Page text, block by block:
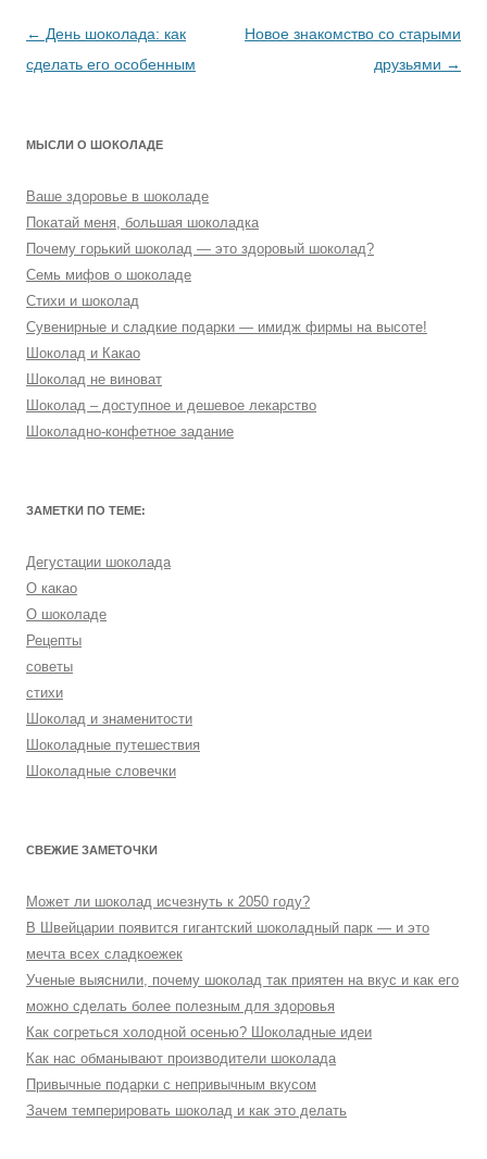
Навигация
по
← День шоколада: как
сделать его особенным
Новое знакомство со старыми
друзьями →
МЫСЛИ О ШОКОЛАДЕ
Ваше здоровье в шоколаде
Покатай меня, большая шоколадка
Почему горький шоколад — это здоровый шоколад?
Семь мифов о шоколаде
Стихи и шоколад
Сувенирные и сладкие подарки — имидж фирмы на высоте!
Шоколад и Какао
Шоколад не виноват
Шоколад – доступное и дешевое лекарство
Шоколадно-конфетное задание
ЗАМЕТКИ ПО ТЕМЕ:
Дегустации шоколада
О какао
О шоколаде
Рецепты
советы
стихи
Шоколад и знаменитости
Шоколадные путешествия
Шоколадные словечки
СВЕЖИЕ ЗАМЕТОЧКИ
Может ли шоколад исчезнуть к 2050 году?
В Швейцарии появится гигантский шоколадный парк — и это
мечта всех сладкоежек
Ученые выяснили, почему шоколад так приятен на вкус и как его
можно сделать более полезным для здоровья
Как согреться холодной осенью? Шоколадные идеи
Как нас обманывают производители шоколада
Привычные подарки с непривычным вкусом
Зачем темперировать шоколад и как это делать